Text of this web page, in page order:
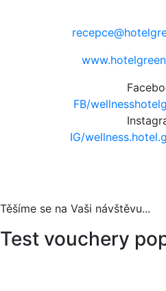
FB/
IG/
Těšíme se na Vaši návštěvu...
Test vouchery